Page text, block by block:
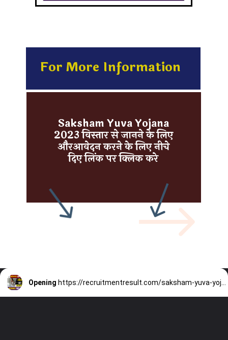
For More Information
Saksham Yuva Yojana
2023 विस्तार से जानने के लिए
औरआवेदन करने के लिए नीचे
दिए लिंक पर क्लिक करे
Opening https://recruitmentresult.com/saksham-yuva-yojana-2023/